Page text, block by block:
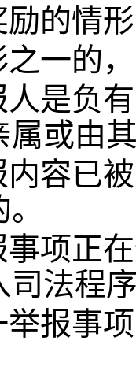
励的情形
一的
人是负
属或由
内容已
事项正
司法程
举报事